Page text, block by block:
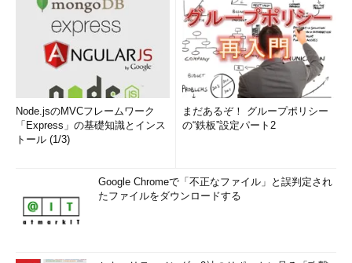
Node.jsのMVCフレームワーク
「Express」の基礎知識とインス
トール (1/3)
まだあるぞ！ グループポリシー
の“鉄板”設定パート2
Google Chromeで「不正なファイル」と誤判定され
たファイルをダウンロードする